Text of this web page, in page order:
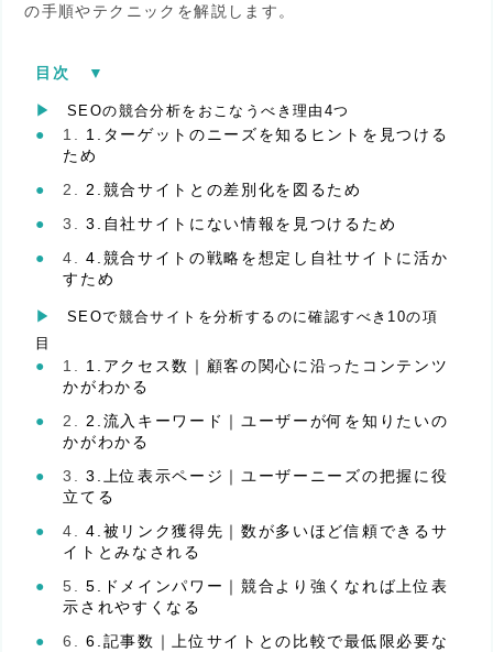
の手順やテクニックを解説します。
目次 ▼︎
SEOの競合分析をおこなうべき理由4つ
1.ターゲットのニーズを知るヒントを見つける
ため
2.競合サイトとの差別化を図るため
3.自社サイトにない情報を見つけるため
4.競合サイトの戦略を想定し自社サイトに活か
すため
SEOで競合サイトを分析するのに確認すべき10の項
目
1.アクセス数｜顧客の関心に沿ったコンテンツ
かがわかる
2.流入キーワード｜ユーザーが何を知りたいの
かがわかる
3.上位表示ページ｜ユーザーニーズの把握に役
立てる
4.被リンク獲得先｜数が多いほど信頼できるサ
イトとみなされる
5.ドメインパワー｜競合より強くなれば上位表
示されやすくなる
6.記事数｜上位サイトとの比較で最低限必要な